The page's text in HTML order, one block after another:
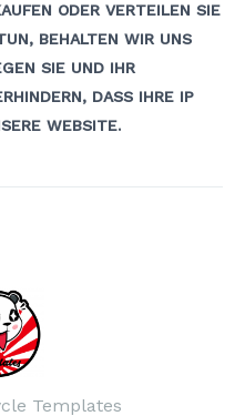
ODER VERTEILEN SIE
BEHALTEN WIR UNS
SIE UND IHR
DASS IHRE IP
WEBSITE.
Templates